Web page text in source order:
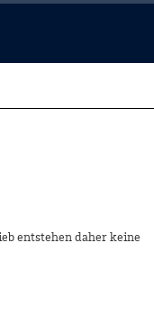
entstehen daher keine